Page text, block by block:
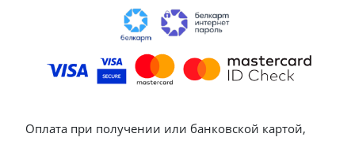
Оплата при получении или банковской картой,